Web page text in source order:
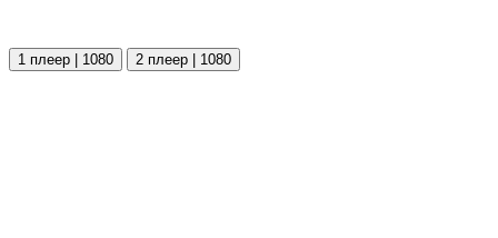
1 плеер | 1080 2 плеер | 1080